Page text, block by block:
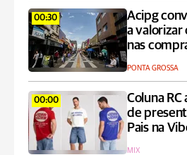
00:30
Acipg
a valorizar
nas
PONTA GROSSA
00:00
Coluna
de
Pais na
MIX